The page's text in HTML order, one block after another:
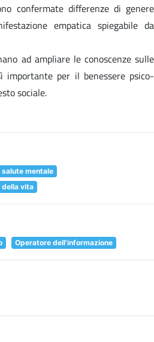
confermate differenze di genere
empatica spiegabile da
ad ampliare le conoscenze sulle
per il benessere psico-
sociale.
mentale
della vita
Operatore dell'informazione